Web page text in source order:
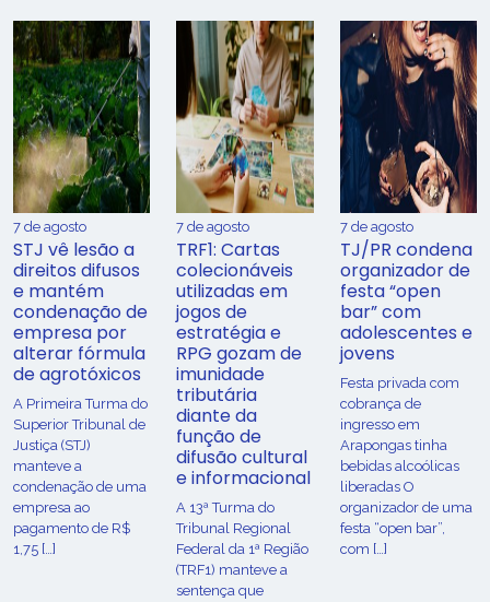
7 de agosto
STJ vê lesão a
direitos difusos
e mantém
condenação de
empresa por
alterar fórmula
de agrotóxicos
​A Primeira Turma do
Superior Tribunal de
Justiça (STJ)
manteve a
condenação de uma
empresa ao
pagamento de R$
1,75 […]
7 de agosto
TRF1: Cartas
colecionáveis
utilizadas em
jogos de
estratégia e
RPG gozam de
imunidade
tributária
diante da
função de
difusão cultural
e informacional
A 13ª Turma do
Tribunal Regional
Federal da 1ª Região
(TRF1) manteve a
sentença que
7 de agosto
TJ/PR condena
organizador de
festa “open
bar” com
adolescentes e
jovens
Festa privada com
cobrança de
ingresso em
Arapongas tinha
bebidas alcoólicas
liberadas O
organizador de uma
festa “open bar”,
com […]